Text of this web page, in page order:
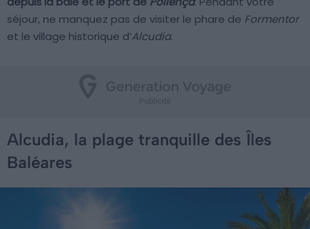
séjour, ne manquez pas de visiter le phare de Formentor
et le village historique d’Alcudia.
Alcudia, la plage tranquille des Îles
Baléares